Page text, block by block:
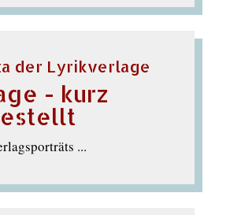
der Lyrikverlage
- kurz
...